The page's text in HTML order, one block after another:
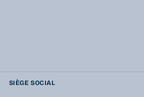
SIÈGE SOCIAL